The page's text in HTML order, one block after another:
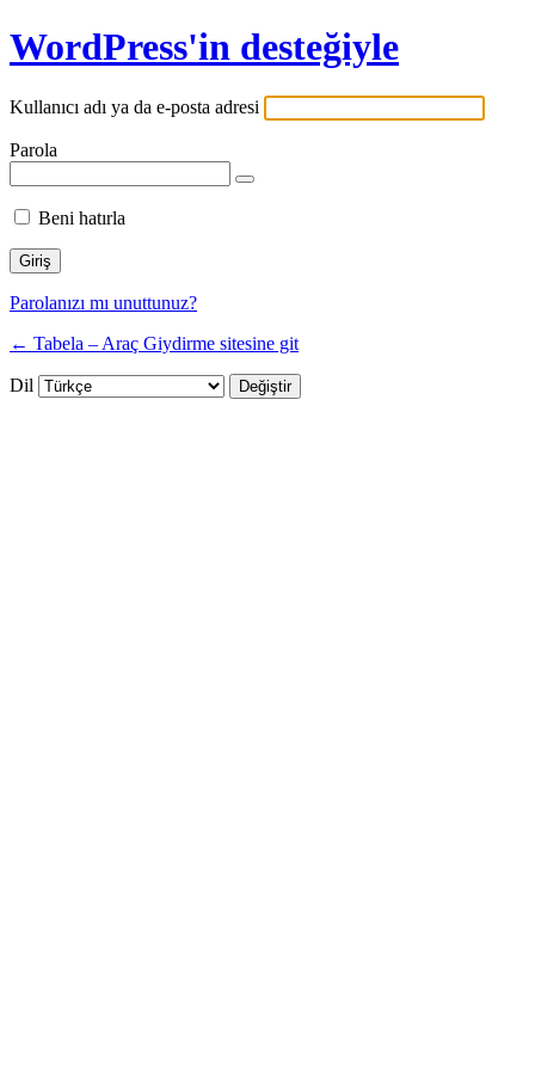
WordPress'in desteğiyle
Kullanıcı adı ya da e-posta adresi
Parola
Beni hatırla
Parolanızı mı unuttunuz?
← Tabela – Araç Giydirme sitesine git
Dil